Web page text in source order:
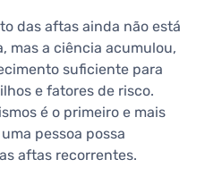
das aftas ainda não está
mas a ciência acumulou,
suficiente para
e fatores de risco.
é o primeiro e mais
pessoa possa
aftas recorrentes.